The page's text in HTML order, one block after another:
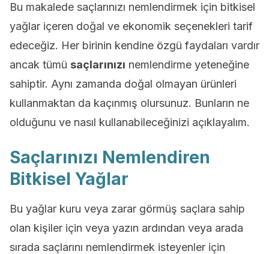
Bu makalede saçlarınızı nemlendirmek için bitkisel
yağlar içeren doğal ve ekonomik seçenekleri tarif
edeceğiz. Her birinin kendine özgü faydaları vardır
ancak tümü saçlarınızı nemlendirme yeteneğine
sahiptir. Aynı zamanda doğal olmayan ürünleri
kullanmaktan da kaçınmış olursunuz. Bunların ne
olduğunu ve nasıl kullanabileceğinizi açıklayalım.
Saçlarınızı Nemlendiren
Bitkisel Yağlar
Bu yağlar kuru veya zarar görmüş saçlara sahip
olan kişiler için veya yazın ardından veya arada
sırada saçlarını nemlendirmek isteyenler için